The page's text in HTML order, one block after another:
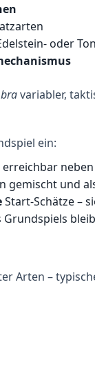
oder
variabler,
ein:
gemischt und
Start-Schätze –
Grundspiels
Arten –